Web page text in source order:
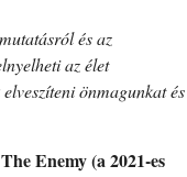
és az
az élet
önmagunkat és
Enemy (a 2021-es